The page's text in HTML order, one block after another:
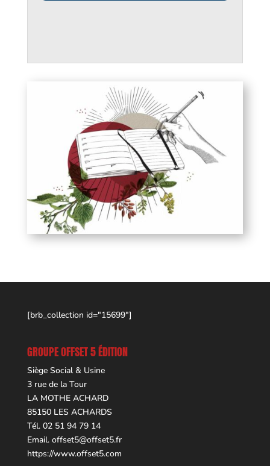
[brb_collection id="15699"]
GROUPE OFFSET 5 ÉDITION
Siège Social & Usine
3 rue de la Tour
LA MOTHE ACHARD
85150 LES ACHARDS
Tél. 02 51 94 79 14
Email. offset5@offset5.fr
https://www.offset5.com